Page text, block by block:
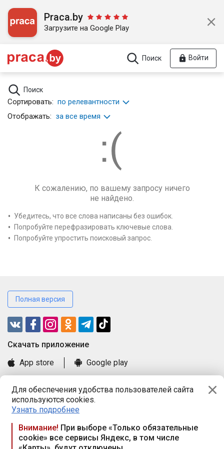
Для обеспечения удобства пользователей сайта
используются cookies.
Узнать подробнее
Внимание! При выборе «Только обязательные
cookie» все сервисы Яндекс, в том числе
Praca.by
Загрузите на Google Play
Поиск Войти
Поиск
Сортировать: по релевантности
Отображать: за все время
К сожалению, по вашему запросу ничего
не найдено.
Убедитесь, что все слова написаны без ошибок.
Попробуйте перефразировать ключевые слова.
Попробуйте упростить поисковый запрос.
Полная версия
Cкачать приложение
App store
Google play
Книга замечаний и предложений
Правила и документы
Praca.by © 2000—2026, ООО «ПРАЦА БАЙ»
Республика Беларусь, 220114, г. Минск, пр-т Независимости
117а, пом. № 9.